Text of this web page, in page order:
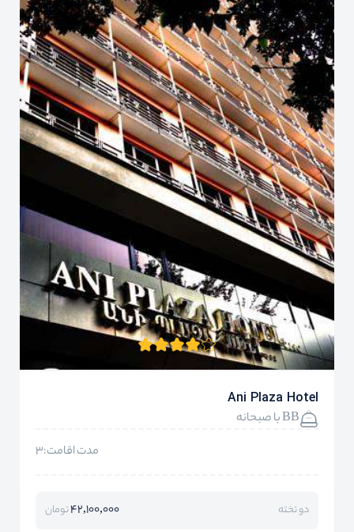
Ani Plaza Hotel
BB با صبحانه
مدت اقامت:3
دو تخته 42,100,000تومان